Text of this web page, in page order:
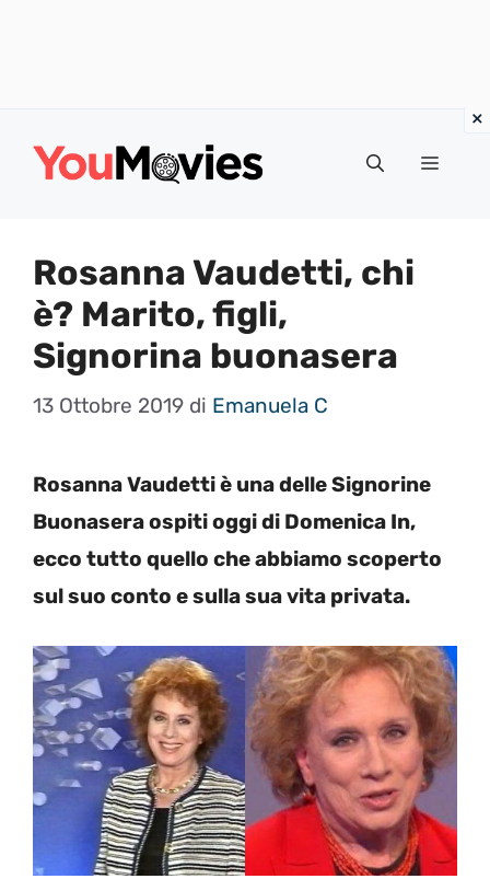
Menu
Rosanna Vaudetti, chi
è? Marito, figli,
Signorina buonasera
13 Ottobre 2019 di Emanuela C
Rosanna Vaudetti è una delle Signorine
Buonasera ospiti oggi di Domenica In,
ecco tutto quello che abbiamo scoperto
sul suo conto e sulla sua vita privata.